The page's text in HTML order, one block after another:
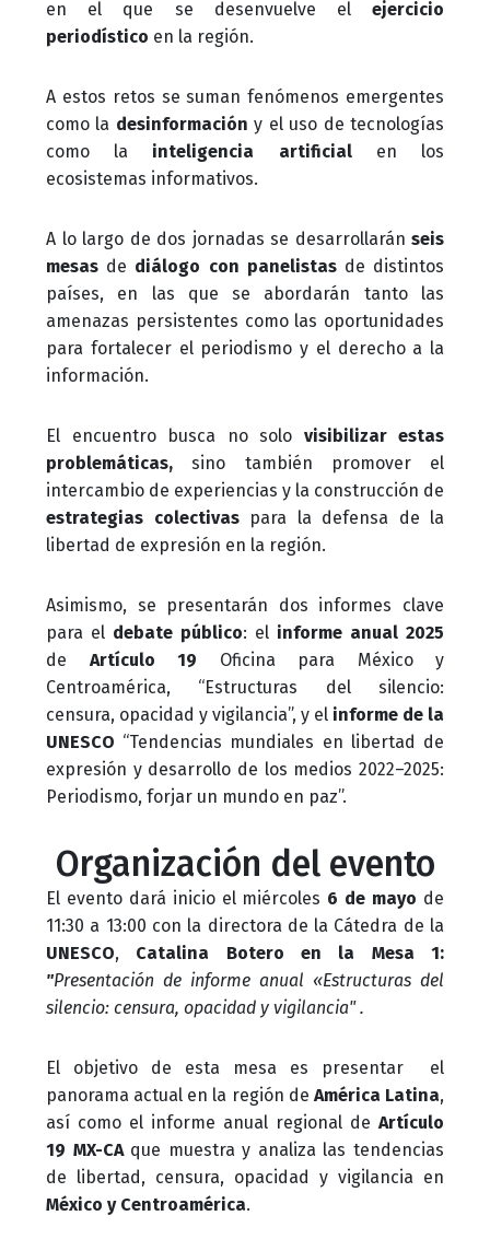
en el que se desenvuelve el ejercicio
periodístico en la región.
A estos retos se suman fenómenos emergentes
como la desinformacióny el uso de tecnologías
como la inteligencia artificialen los
ecosistemas informativos.
A lo largo de dos jornadas se desarrollarán seis
mesas de diálogo con panelistasde distintos
países, en las que se abordarán tanto las
amenazas persistentes como las oportunidades
para fortalecer el periodismo y el derecho a la
información.
El encuentro busca no solo visibilizar estas
problemáticas, sino también promover el
intercambio de experiencias y la construcción de
estrategias colectivaspara la defensa de la
libertad de expresión en la región.
Asimismo, se presentarán dos informes clave
para el debate público: el informe anual 2025
de Artículo 19 Oficina para México y
Centroamérica, “Estructuras del silencio:
censura, opacidad y vigilancia”, y el informe de la
UNESCO “Tendencias mundiales en libertad de
expresión y desarrollo de los medios 2022–2025:
Periodismo, forjar un mundo en paz”.
Organización del evento
El evento dará inicio el miércoles 6 de mayo de
11:30 a 13:00 con la directora de la Cátedra de la
UNESCO, Catalina Botero en la Mesa 1:
"Presentación de informe anual «Estructuras del
silencio: censura, opacidad y vigilancia" .
El objetivo de esta mesa es presentar el
panorama actual en la región de América Latina,
así como el informe anual regional de Artículo
19 MX-CAque muestra y analiza las tendencias
de libertad, censura, opacidad y vigilancia en
México y Centroamérica.